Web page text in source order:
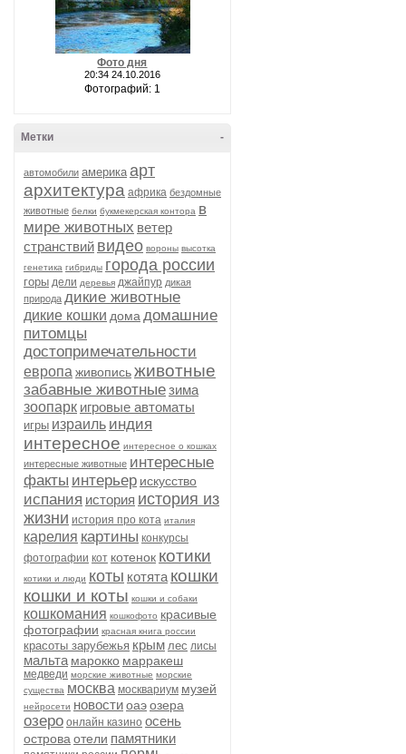
Фото дня
20:34 24.10.2016
Фотографий: 1
-
Метки
автомобили америка арт
архитектура африка бездомные
животные белки букмекерская контора в
мире животных ветер
странствий видео вороны высотка
генетика гибриды города россии
горы дели деревья джайпур дикая
природа дикие животные
дикие кошки дома домашние
питомцы
достопримечательности
европа живописьживотные
забавные животныезима
зоопарк игровые автоматы
игры израиль индия
интересное интересное о кошках
интересные животные интересные
факты интерьер искусство
испания история история из
жизни история про кота италия
карелия картины конкурсы
фотографии кот котенок котики
котики и люди коты котята кошки
кошки и коты кошки и собаки
кошкомания кошкофото красивые
фотографии красная книга россии
красоты зарубежья крым лес лисы
мальта марокко марракеш
медведи морские животные морские
существа москва москвариум музей
нейросети новостиоаэозера
озеро онлайн казино осень
острова отели памятники